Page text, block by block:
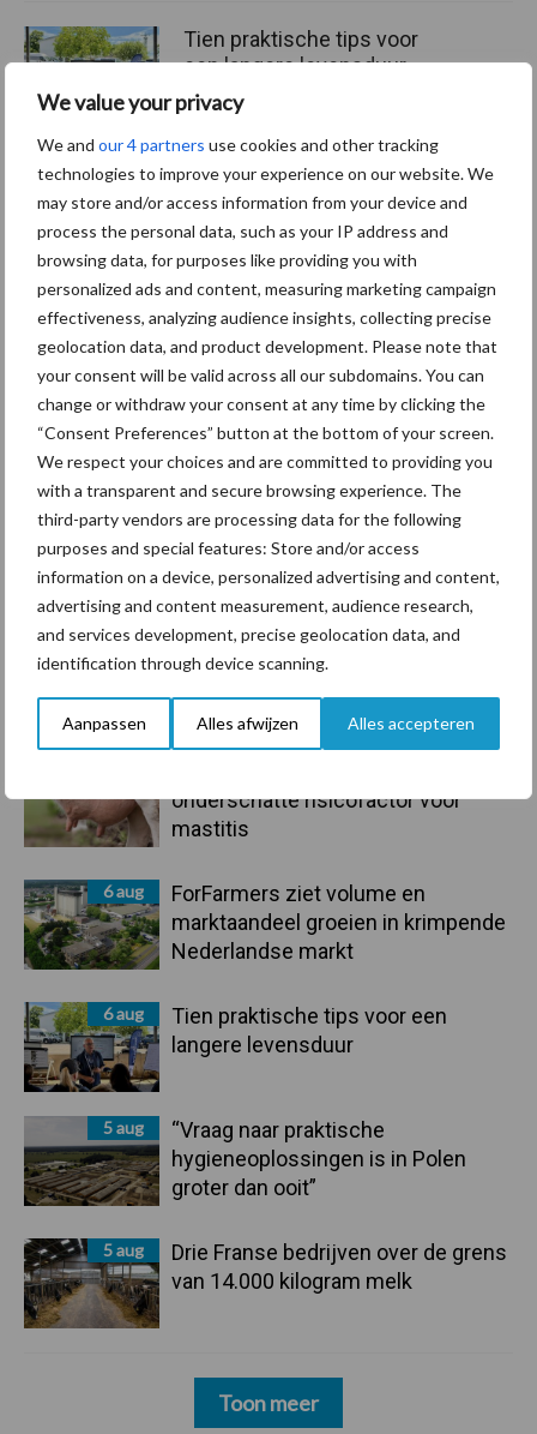
We value your privacy
We and our 4 partners use cookies and other tracking
technologies to improve your experience on our website. We
may store and/or access information from your device and
process the personal data, such as your IP address and
browsing data, for purposes like providing you with
personalized ads and content, measuring marketing campaign
effectiveness, analyzing audience insights, collecting precise
geolocation data, and product development. Please note that
your consent will be valid across all our subdomains. You can
change or withdraw your consent at any time by clicking the
“Consent Preferences” button at the bottom of your screen.
We respect your choices and are committed to providing you
with a transparent and secure browsing experience. The
third-party vendors are processing data for the following
purposes and special features: Store and/or access
information on a device, personalized advertising and content,
advertising and content measurement, audience research,
and services development, precise geolocation data, and
identification through device scanning.
Aanpassen Alles afwijzen Alles accepteren
Sidebar
Recent nieuws Partner nieuws
onderschatte risicofactor voor
mastitis
6 aug
ForFarmers ziet volume en
marktaandeel groeien in krimpende
Nederlandse markt
6 aug
Tien praktische tips voor een
langere levensduur
5 aug
“Vraag naar praktische
hygieneoplossingen is in Polen
groter dan ooit”
5 aug
Drie Franse bedrijven over de grens
van 14.000 kilogram melk
Toon meer
Tien praktische tips voor
een langere levensduur
Themapagina's
Diergezondheid Bemesting Fokkerij
Bedrijfsnieuws
Ligbox &
Voerhekken
Toon meer